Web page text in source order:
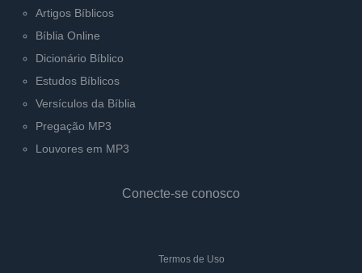
Artigos Bíblicos
Bíblia Online
Dicionário Bíblico
Estudos Bíblicos
Versículos da Bíblia
Pregação MP3
Louvores em MP3
Conecte-se conosco
Termos de Uso